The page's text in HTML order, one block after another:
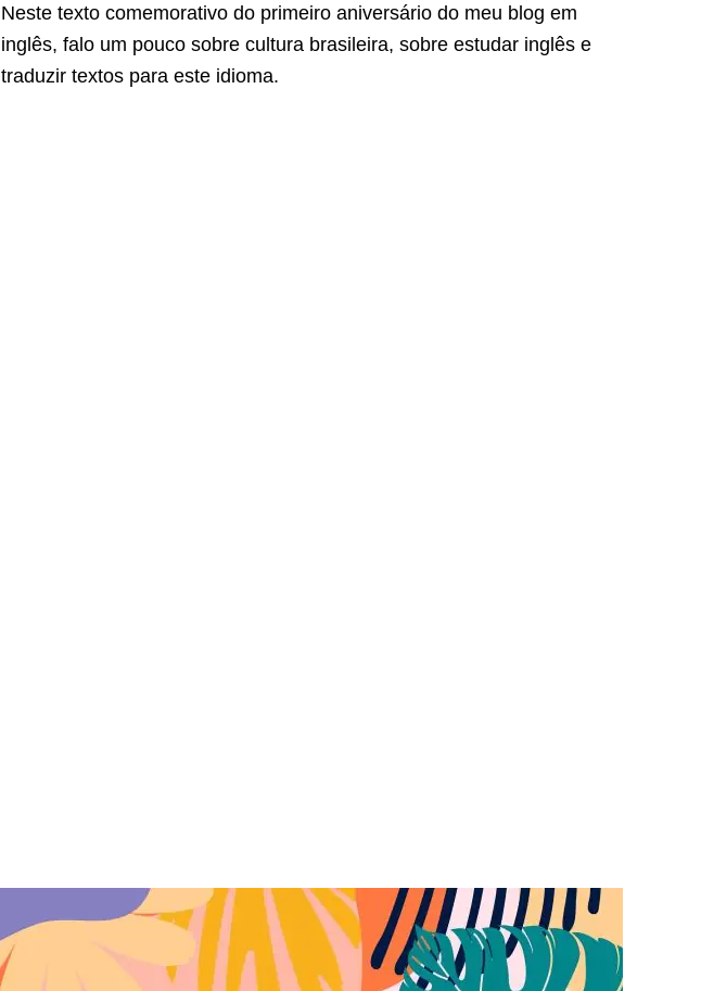
Neste texto comemorativo do primeiro aniversário do meu blog em
inglês, falo um pouco sobre cultura brasileira, sobre estudar inglês e
traduzir textos para este idioma.